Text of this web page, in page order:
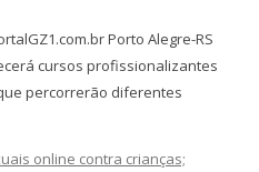
Porto Alegre-RS
cursos profissionalizantes
percorrerão diferentes
online contra crianças;